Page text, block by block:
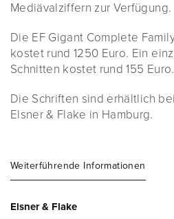
Mediävalziffern zur Verfügung.
Die EF Gigant Complete
kostet rund 1250 Euro. Ein
Schnitten kostet rund 155 Euro.
Die Schriften sind erhältlich
Elsner & Flake in Hamburg.
Weiterführende Informationen
Elsner & Flake